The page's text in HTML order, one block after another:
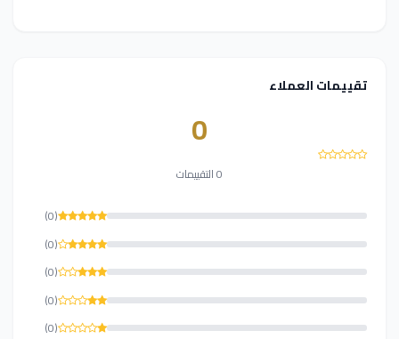
تقييمات العملاء
0
0 التقييمات
(0)
(0)
(0)
(0)
(0)